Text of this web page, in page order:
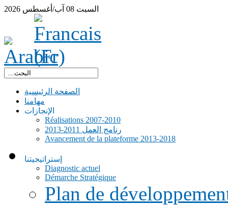
السبت 08 آب/أغسطس 2026
الصفحة الرئيسية
مهامنا
الإنجازات
Réalisations 2007-2010
رنامج العمل 2011-2013
Avancement de la plateforme 2013-2018
إستراتيجيتنا
Diagnostic actuel
Démarche Stratégique
Plan de